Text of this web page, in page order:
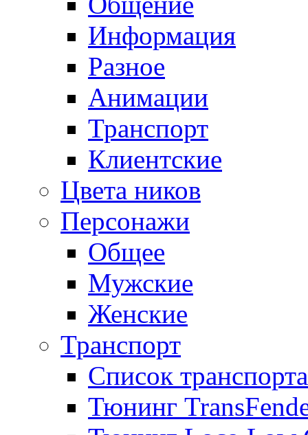
Информация
Разное
Анимации
Транспорт
Клиентские
Цвета ников
Персонажи
Общее
Мужские
Женские
Транспорт
Список транспорта
Тюнинг